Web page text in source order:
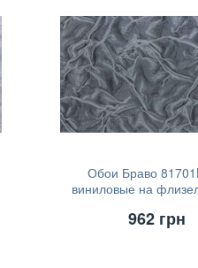
Обои Браво
виниловые на
962 грн